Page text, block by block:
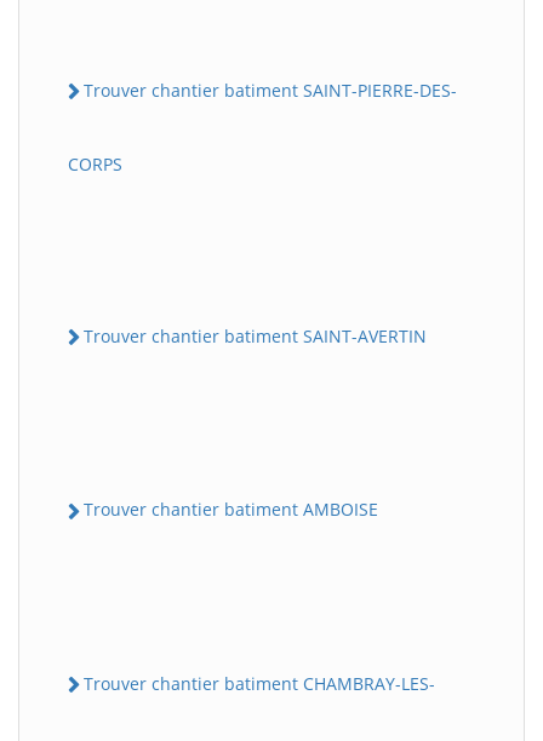
Trouver chantier batiment SAINT-PIERRE-DES-
CORPS
Trouver chantier batiment SAINT-AVERTIN
Trouver chantier batiment AMBOISE
Trouver chantier batiment CHAMBRAY-LES-